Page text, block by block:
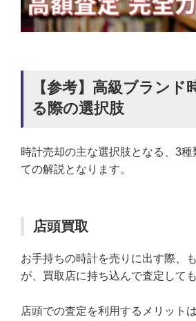
【参考】高級ブランド
る際の選択肢
時計売却の主な選択肢となる、3
ての解説となります。
店頭買取
お手持ちの時計を売りに出す際、
が、買取店に持ち込んで査定して
店頭での査定を利用するメリット